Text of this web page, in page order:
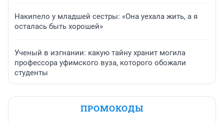
Накипело у младшей сестры: «Она уехала жить, а я
осталась быть хорошей»
Ученый в изгнании: какую тайну хранит могила
профессора уфимского вуза, которого обожали
студенты
ПРОМОКОДЫ